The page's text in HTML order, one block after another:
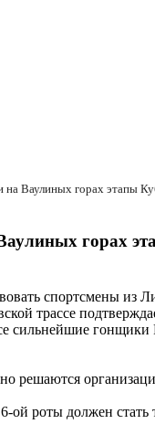
горах
спортсмены
трассе
сильнейшие
решаются
роты должен стать